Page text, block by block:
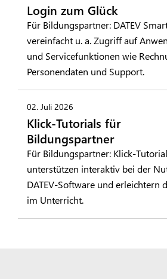
Login zum Glück
Für Bildungspartner: DATEV
vereinfacht u. a. Zugriff auf
und Servicefunktionen wie
Personendaten und Support.
02. Juli 2026
Klick-Tutorials für
Bildungspartner
Für Bildungspartner: Klick-
unterstützen interaktiv bei der
DATEV-Software und erleichtern
im Unterricht.